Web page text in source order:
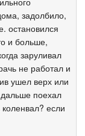
задолбило,
остановился
и больше,
заруливал
не работал и
ушел верх или
дальше поехал
если